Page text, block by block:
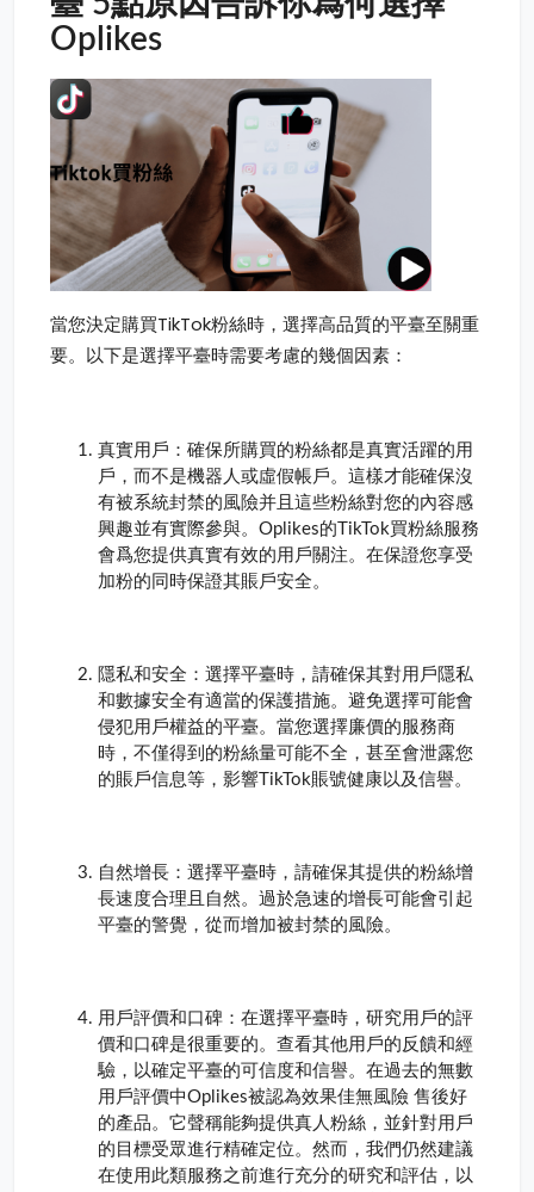
Oplikes
當您決定購買TikTok粉絲時，選擇高品質的平臺至關重
要。以下是選擇平臺時需要考慮的幾個因素：
真實用戶：確保所購買的粉絲都是真實活躍的用
戶，而不是機器人或虛假帳戶。這樣才能確保沒
有被系統封禁的風險并且這些粉絲對您的內容感
興趣並有實際參與。Oplikes的TikTok買粉絲服務
會爲您提供真實有效的用戶關注。在保證您享受
加粉的同時保證其賬戶安全。
隱私和安全：選擇平臺時，請確保其對用戶隱私
和數據安全有適當的保護措施。避免選擇可能會
侵犯用戶權益的平臺。當您選擇廉價的服務商
時，不僅得到的粉絲量可能不全，甚至會泄露您
的賬戶信息等，影響TikTok賬號健康以及信譽。
自然增長：選擇平臺時，請確保其提供的粉絲增
長速度合理且自然。過於急速的增長可能會引起
平臺的警覺，從而增加被封禁的風險。
用戶評價和口碑：在選擇平臺時，研究用戶的評
價和口碑是很重要的。查看其他用戶的反饋和經
驗，以確定平臺的可信度和信譽。在過去的無數
用戶評價中Oplikes被認為效果佳無風險 售後好
的產品。它聲稱能夠提供真人粉絲，並針對用戶
的目標受眾進行精確定位。然而，我們仍然建議
在使用此類服務之前進行充分的研究和評估，以